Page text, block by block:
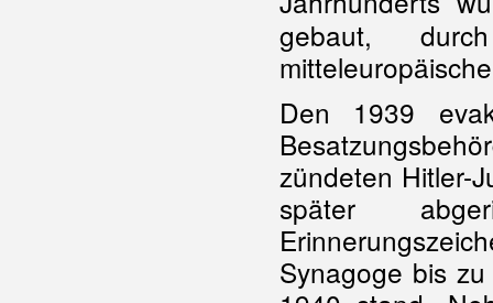
gebaut,
Den 1939
zündeten Hitler-
später
Synagoge bis